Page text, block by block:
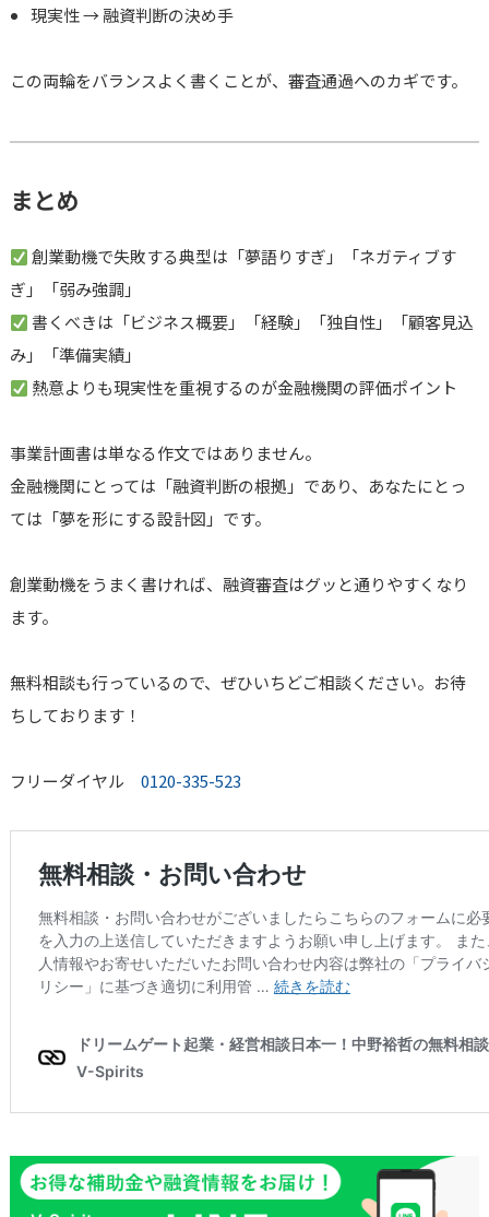
現実性 → 融資判断の決め手
この両輪をバランスよく書くことが、審査通過へのカギです。
まとめ
創業動機で失敗する典型は「夢語りすぎ」「ネガティブす
ぎ」「弱み強調」
書くべきは「ビジネス概要」「経験」「独自性」「顧客見込
み」「準備実績」
熱意よりも現実性を重視するのが金融機関の評価ポイント
事業計画書は単なる作文ではありません。
金融機関にとっては「融資判断の根拠」であり、あなたにとっ
ては「夢を形にする設計図」です。
創業動機をうまく書ければ、融資審査はグッと通りやすくなり
ます。
無料相談も行っているので、ぜひいちどご相談ください。お待
ちしております！
フリーダイヤル 0120-335-523